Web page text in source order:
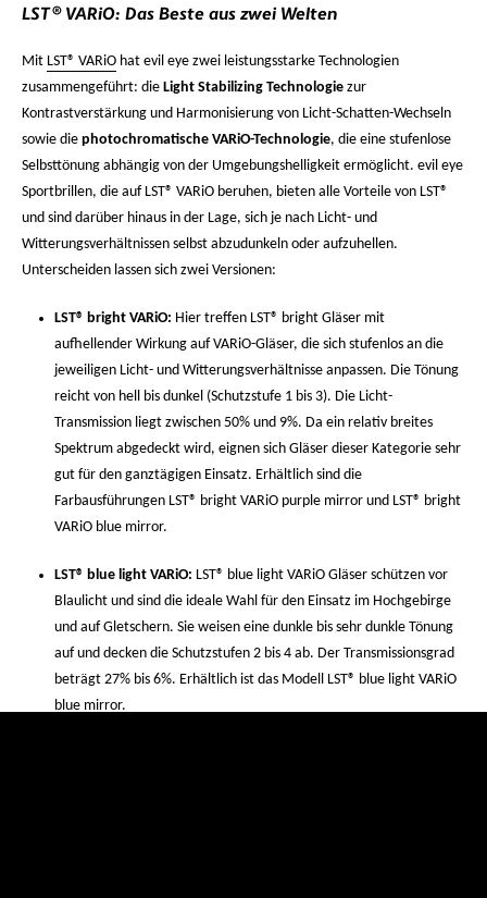
LST® VARiO: Das Beste aus zwei Welten
Mit LST® VARiO hat evil eye zwei leistungsstarke Technologien
zusammengeführt: die Light Stabilizing Technologie zur
Kontrastverstärkung und Harmonisierung von Licht-Schatten-Wechseln
sowie die photochromatische VARiO-Technologie, die eine stufenlose
Selbsttönung abhängig von der Umgebungshelligkeit ermöglicht. evil eye
Sportbrillen, die auf LST® VARiO beruhen, bieten alle Vorteile von LST®
und sind darüber hinaus in der Lage, sich je nach Licht- und
Witterungsverhältnissen selbst abzudunkeln oder aufzuhellen.
Unterscheiden lassen sich zwei Versionen:
LST® bright VARiO: Hier treffen LST® bright Gläser mit
aufhellender Wirkung auf VARiO-Gläser, die sich stufenlos an die
jeweiligen Licht- und Witterungsverhältnisse anpassen. Die Tönung
reicht von hell bis dunkel (Schutzstufe 1 bis 3). Die Licht-
Transmission liegt zwischen 50% und 9%. Da ein relativ breites
Spektrum abgedeckt wird, eignen sich Gläser dieser Kategorie sehr
gut für den ganztägigen Einsatz. Erhältlich sind die
Farbausführungen LST® bright VARiO purple mirror und LST® bright
VARiO blue mirror.
LST® blue light VARiO: LST® blue light VARiO Gläser schützen vor
Blaulicht und sind die ideale Wahl für den Einsatz im Hochgebirge
und auf Gletschern. Sie weisen eine dunkle bis sehr dunkle Tönung
auf und decken die Schutzstufen 2 bis 4 ab. Der Transmissionsgrad
beträgt 27% bis 6%. Erhältlich ist das Modell LST® blue light VARiO
blue mirror.